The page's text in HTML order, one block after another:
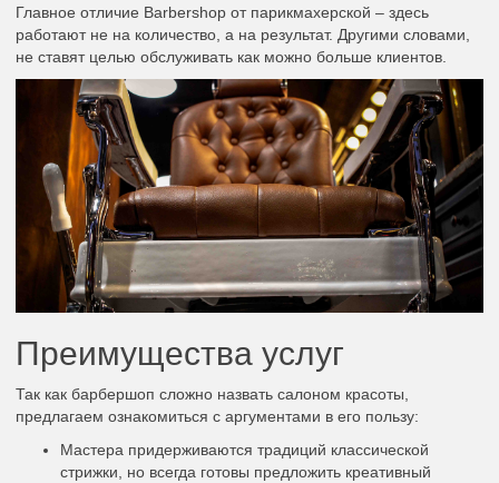
Главное отличие Barbershop от парикмахерской – здесь
работают не на количество, а на результат. Другими словами,
не ставят целью обслуживать как можно больше клиентов.
Преимущества услуг
Так как барбершоп сложно назвать салоном красоты,
предлагаем ознакомиться с аргументами в его пользу:
Мастера придерживаются традиций классической
стрижки, но всегда готовы предложить креативный